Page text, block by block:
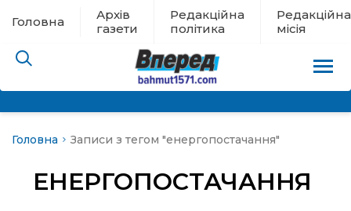
Головна
Архів
газети
Редакційна
політика
Редакційна
місія
евакуації
Головна Записи з тегом "енергопостачання"
ЕНЕРГОПОСТАЧАННЯ